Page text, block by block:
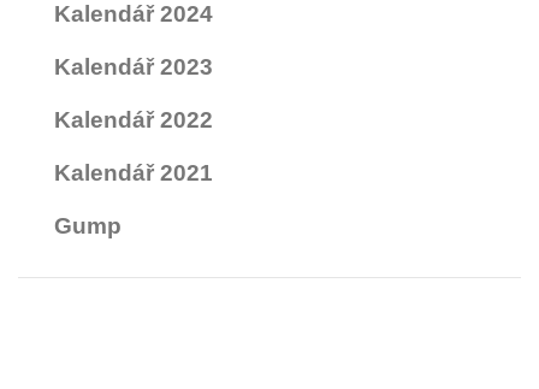
Kalendář 2024
Kalendář 2023
Kalendář 2022
Kalendář 2021
Gump